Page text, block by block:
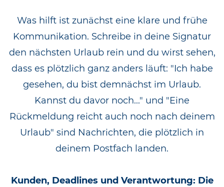
Was hilft ist zunächst eine klare und frühe
Kommunikation. Schreibe in deine Signatur
den nächsten Urlaub rein und du wirst sehen,
dass es plötzlich ganz anders läuft: "Ich habe
gesehen, du bist demnächst im Urlaub.
Kannst du davor noch..." und "Eine
Rückmeldung reicht auch noch nach deinem
Urlaub" sind Nachrichten, die plötzlich in
deinem Postfach landen.
Kunden, Deadlines und Verantwortung: Die